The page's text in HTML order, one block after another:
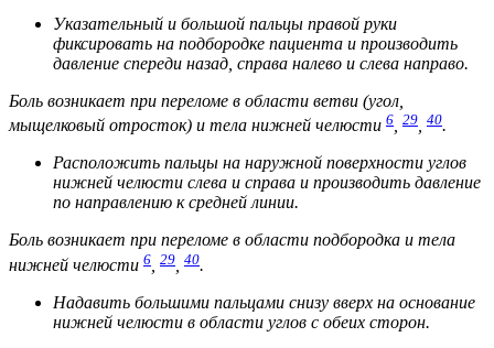
Указательный и большой пальцы правой руки
фиксировать на подбородке пациента и производить
давление спереди назад, справа налево и слева направо.
Боль возникает при переломе в области ветви (угол,
мыщелковый отросток) и тела нижней челюсти 6 29 40.
Расположить пальцы на наружной поверхности углов
нижней челюсти слева и справа и производить давление
по направлению к средней линии.
Боль возникает при переломе в области подбородка и тела
нижней челюсти 6 29 40.
Надавить большими пальцами снизу вверх на основание
нижней челюсти в области углов с обеих сторон.